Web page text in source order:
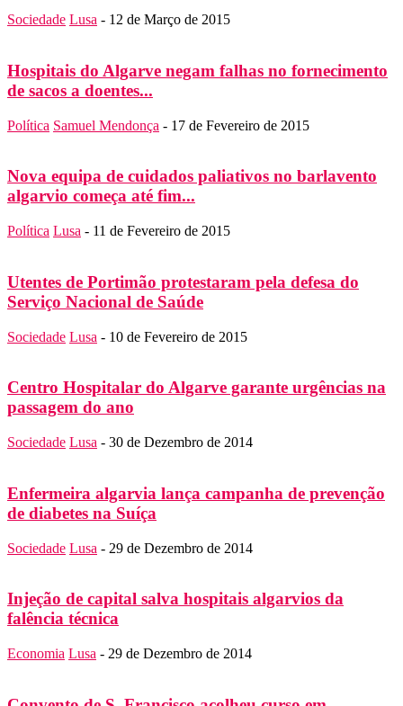
Sociedade Lusa - 12 de Março de 2015
Hospitais do Algarve negam falhas no fornecimento
de sacos a doentes...
Política Samuel Mendonça - 17 de Fevereiro de 2015
Nova equipa de cuidados paliativos no barlavento
algarvio começa até fim...
Política Lusa - 11 de Fevereiro de 2015
Utentes de Portimão protestaram pela defesa do
Serviço Nacional de Saúde
Sociedade Lusa - 10 de Fevereiro de 2015
Centro Hospitalar do Algarve garante urgências na
passagem do ano
Sociedade Lusa - 30 de Dezembro de 2014
Enfermeira algarvia lança campanha de prevenção
de diabetes na Suíça
Sociedade Lusa - 29 de Dezembro de 2014
Injeção de capital salva hospitais algarvios da
falência técnica
Economia Lusa - 29 de Dezembro de 2014